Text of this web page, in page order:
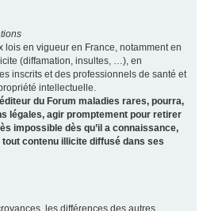
lois en vigueur en France, notamment en
(diffamation, insultes, …), en
inscrits et des professionnels de santé et
intellectuelle.
du Forum maladies rares, pourra,
légales, agir promptement pour retirer
impossible dès qu’il a connaissance,
contenu illicite diffusé dans ses
les différences des autres